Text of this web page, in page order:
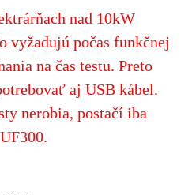
nad 10kW
počas funkčnej
na čas testu. Preto
aj USB kábel.
nerobia, postačí iba